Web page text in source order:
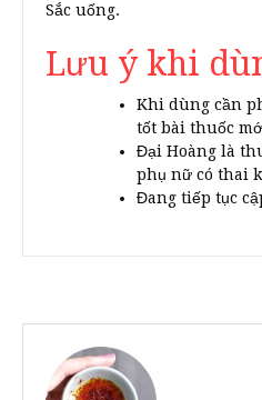
Sắc uống.
Lưu ý khi
Khi dùng cần
tốt bài thuốc
Đại Hoàng là
phụ nữ có thai
Đang tiếp tục